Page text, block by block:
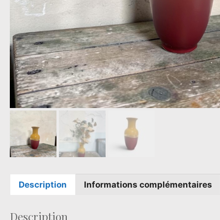
Description Informations complémentaires
Description